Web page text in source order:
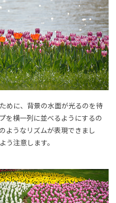
めに、背景の水面が光るのを待
を横一列に並べるようにするの
ようなリズムが表現できまし
う注意します。